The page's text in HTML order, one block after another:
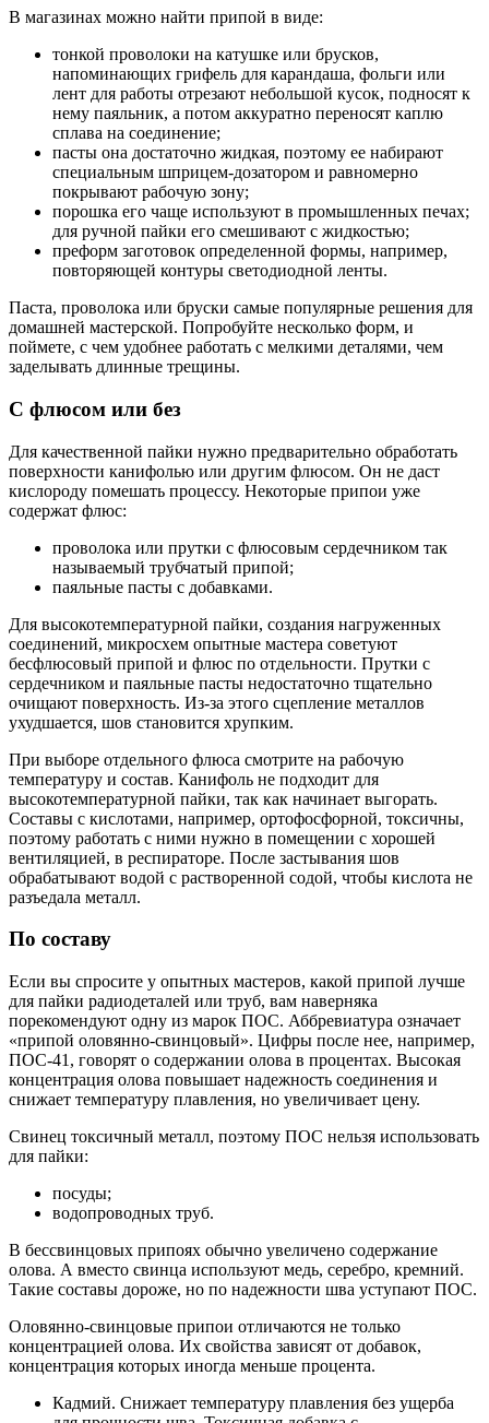
В магазинах можно найти припой в виде:
тонкой проволоки на катушке или брусков,
напоминающих грифель для карандаша, фольги или
лент для работы отрезают небольшой кусок, подносят к
нему паяльник, а потом аккуратно переносят каплю
сплава на соединение;
пасты она достаточно жидкая, поэтому ее набирают
специальным шприцем-дозатором и равномерно
покрывают рабочую зону;
порошка его чаще используют в промышленных печах;
для ручной пайки его смешивают с жидкостью;
преформ заготовок определенной формы, например,
повторяющей контуры светодиодной ленты.
Паста, проволока или бруски самые популярные решения для
домашней мастерской. Попробуйте несколько форм, и
поймете, с чем удобнее работать с мелкими деталями, чем
заделывать длинные трещины.
С флюсом или без
Для качественной пайки нужно предварительно обработать
поверхности канифолью или другим флюсом. Он не даст
кислороду помешать процессу. Некоторые припои уже
содержат флюс:
проволока или прутки с флюсовым сердечником так
называемый трубчатый припой;
паяльные пасты с добавками.
Для высокотемпературной пайки, создания нагруженных
соединений, микросхем опытные мастера советуют
бесфлюсовый припой и флюс по отдельности. Прутки с
сердечником и паяльные пасты недостаточно тщательно
очищают поверхность. Из-за этого сцепление металлов
ухудшается, шов становится хрупким.
При выборе отдельного флюса смотрите на рабочую
температуру и состав. Канифоль не подходит для
высокотемпературной пайки, так как начинает выгорать.
Составы с кислотами, например, ортофосфорной, токсичны,
поэтому работать с ними нужно в помещении с хорошей
вентиляцией, в респираторе. После застывания шов
обрабатывают водой с растворенной содой, чтобы кислота не
разъедала металл.
По составу
Если вы спросите у опытных мастеров, какой припой лучше
для пайки радиодеталей или труб, вам наверняка
порекомендуют одну из марок ПОС. Аббревиатура означает
«припой оловянно-свинцовый». Цифры после нее, например,
ПОС-41, говорят о содержании олова в процентах. Высокая
концентрация олова повышает надежность соединения и
снижает температуру плавления, но увеличивает цену.
Свинец токсичный металл, поэтому ПОС нельзя использовать
для пайки:
посуды;
водопроводных труб.
В бессвинцовых припоях обычно увеличено содержание
олова. А вместо свинца используют медь, серебро, кремний.
Такие составы дороже, но по надежности шва уступают ПОС.
Оловянно-свинцовые припои отличаются не только
концентрацией олова. Их свойства зависят от добавок,
концентрация которых иногда меньше процента.
Кадмий. Снижает температуру плавления без ущерба